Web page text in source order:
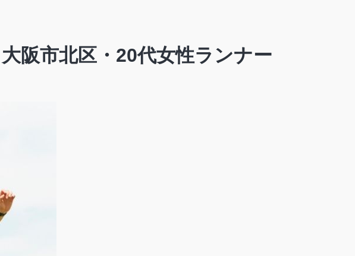
阪市北区・20代女性ランナー